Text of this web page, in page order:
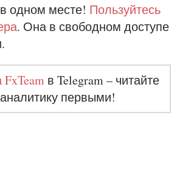
одном месте! Пользуйтесь
. Она в свободном доступе
в Telegram – читайте
первыми!